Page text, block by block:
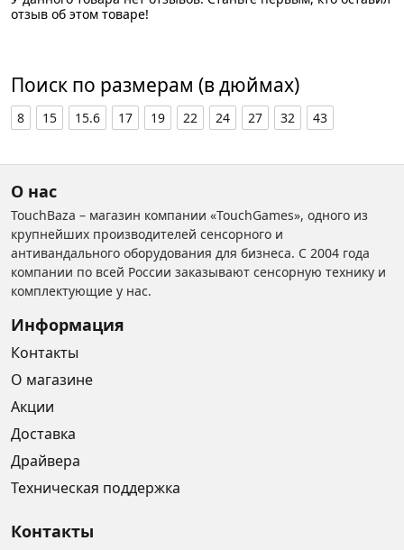
отзыв об этом товаре!
Поиск по размерам (в дюймах)
8 15 15.6 17 19 22 24 27 32 43
О нас
TouchBaza – магазин компании «TouchGames», одного из
крупнейших производителей сенсорного и
антивандального оборудования для бизнеса. С 2004 года
компании по всей России заказывают сенсорную технику и
комплектующие у нас.
Информация
Контакты
О магазине
Акции
Доставка
Драйвера
Техническая поддержка
Контакты